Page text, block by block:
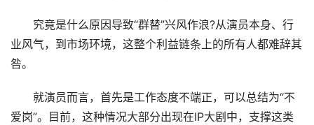
究竟是什么原因导致“群替”兴风作浪?从演员本身、行
业风气，到市场环境，这整个利益链条上的所有人都难辞其
咎。
就演员而言，首先是工作态度不端正，可以总结为“不
爱岗”。目前，这种情况大部分出现在IP大剧中，支撑这类